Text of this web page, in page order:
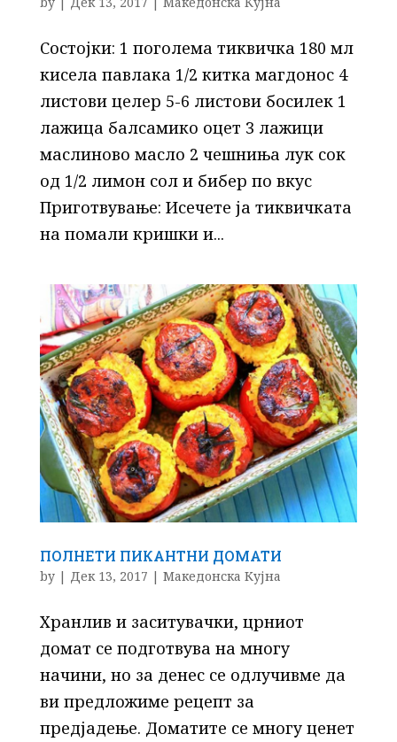
Состојки: 1 поголема тиквичка 180 мл
кисела павлака 1/2 китка магдонос 4
листови целер 5-6 листови босилек 1
лажица балсамико оцет 3 лажици
маслиново масло 2 чешниња лук сок
од 1/2 лимон сол и бибер по вкус
Приготвување: Исечете ја тиквичката
на помали кришки и...
ПОЛНЕТИ ПИКАНТНИ ДОМАТИ
by | Дек 13, 2017 | Македонска Кујна
Хранлив и заситувачки, црниот
домат се подготвува на многу
начини, но за денес се одлучивме да
ви предложиме рецепт за
предјадење. Доматите се многу ценет